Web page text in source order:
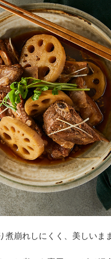
煮崩れしにくく、美しいま